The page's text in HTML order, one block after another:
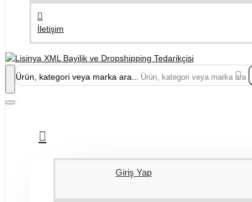
İletişim
Ürün, kategori veya marka ara...
Giriş Yap